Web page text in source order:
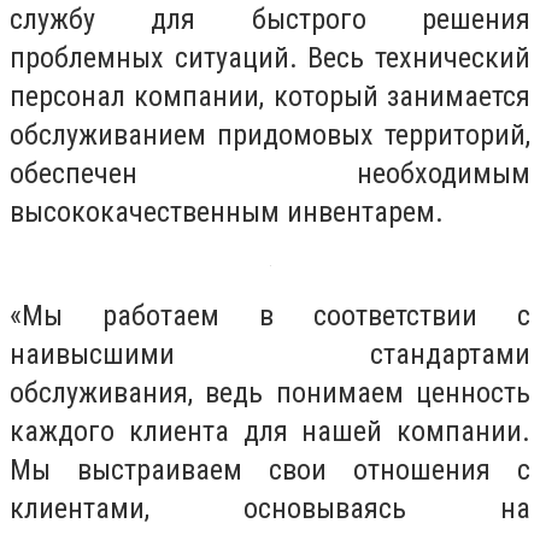
службу для быстрого решения
проблемных ситуаций. Весь технический
персонал компании, который занимается
обслуживанием придомовых территорий,
обеспечен необходимым
высококачественным инвентарем.
«Мы работаем в соответствии с
наивысшими стандартами
обслуживания, ведь понимаем ценность
каждого клиента для нашей компании.
Мы выстраиваем свои отношения с
клиентами, основываясь на